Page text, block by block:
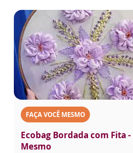
FAÇA VOCÊ MESMO
Ecobag Bordada com Fita -
Mesmo